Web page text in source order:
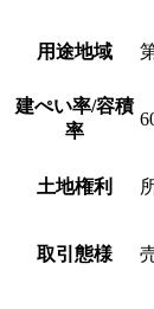
用途地域
建ぺい率/容積
率
土地権利
取引態様